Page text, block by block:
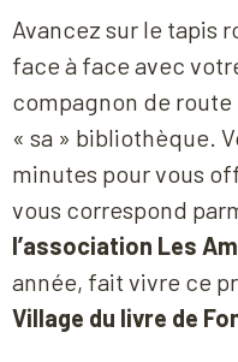
Avancez sur le tapis
face à face avec
compagnon de
« sa » bibliothèque.
minutes pour vous
vous correspond
l’association Les
année, fait vivre ce
Village du livre de